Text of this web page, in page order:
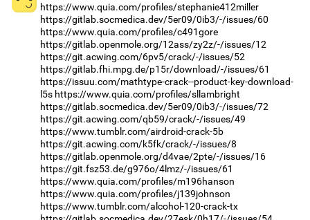
https://www.quia.com/profiles/stephanie412miller
https://gitlab.socmedica.dev/5er09/0ib3/-/issues/60
https://www.quia.com/profiles/c491gore
https://gitlab.openmole.org/12ass/zy2z/-/issues/12
https://git.acwing.com/6pv5/crack/-/issues/52
https://gitlab.fhi.mpg.de/p15r/download/-/issues/61
https://issuu.com/mathtype-crack--product-key-download-
l5s https://www.quia.com/profiles/sllambright
https://gitlab.socmedica.dev/5er09/0ib3/-/issues/72
https://git.acwing.com/qb59/crack/-/issues/49
https://www.tumblr.com/airdroid-crack-5b
https://git.acwing.com/k5fk/crack/-/issues/8
https://gitlab.openmole.org/d4vae/2pte/-/issues/16
https://git.fsz53.de/g976o/4lmz/-/issues/61
https://www.quia.com/profiles/m196hanson
https://www.quia.com/profiles/j139johnson
https://www.tumblr.com/alcohol-120-crack-tx